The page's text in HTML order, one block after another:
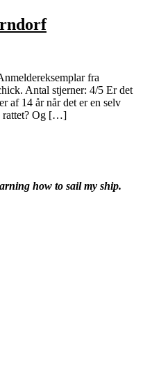
fra
Antal stjerner: 4/5 Er det
af 14 år når det er en selv
rattet? Og […]
how to sail my ship.